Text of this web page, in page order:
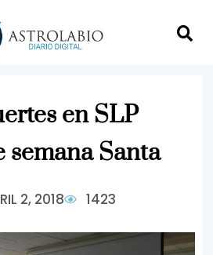
en SLP
semana Santa
2, 2018 1423